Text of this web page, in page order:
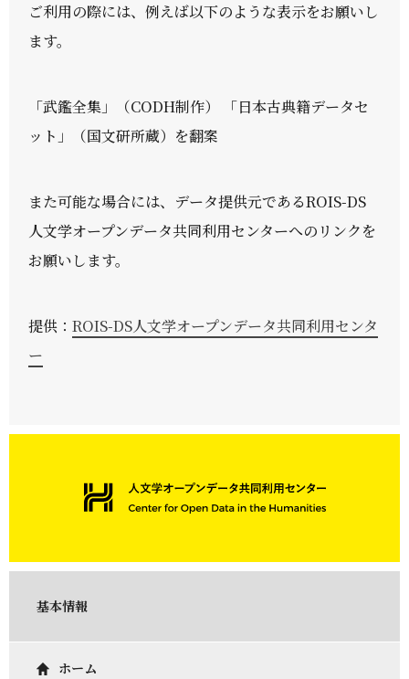
ご利用の際には、例えば以下のような表示をお願いし
ます。
「武鑑全集」（CODH制作） 「日本古典籍データセ
ット」（国文研所蔵）を翻案
また可能な場合には、データ提供元であるROIS-DS
人文学オープンデータ共同利用センターへのリンクを
お願いします。
提供：ROIS-DS人文学オープンデータ共同利用センタ
ー
基本情報
ホーム